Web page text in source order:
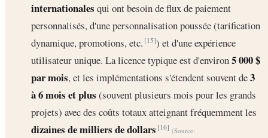
internationales qui ont besoin de flux de paiement
personnalisés, d'une personnalisation poussée (tarification
dynamique, promotions, etc.[15]) et d'une expérience
utilisateur unique. La licence typique est d'environ5 000 $
par mois, et les implémentations s'étendent souvent de3
à 6 mois et plus (souvent plusieurs mois pour les grands
projets) avec des coûts totaux atteignant fréquemment les
dizaines de milliers de dollars [16] (Source: